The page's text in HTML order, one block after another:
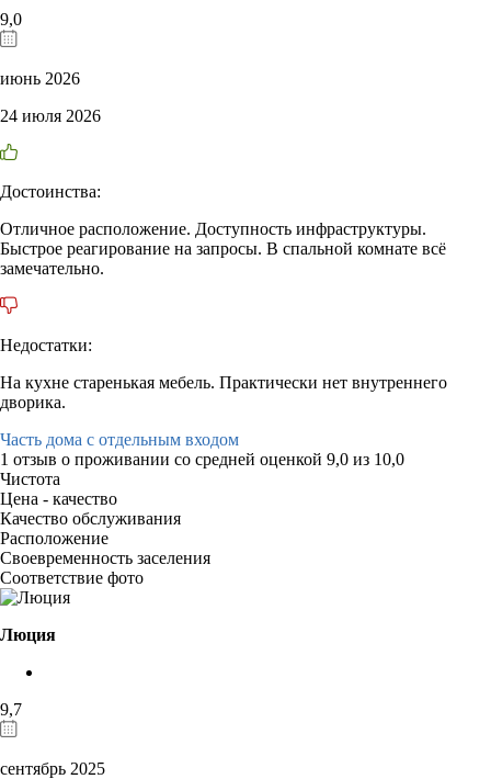
9,0
июнь 2026
24 июля 2026
Достоинства:
Отличное расположение. Доступность инфраструктуры.
Быстрое реагирование на запросы. В спальной комнате всё
замечательно.
Недостатки:
На кухне старенькая мебель. Практически нет внутреннего
дворика.
Часть дома с отдельным входом
1 отзыв о проживании со средней оценкой 9,0 из 10,0
Чистота
Цена - качество
Качество обслуживания
Расположение
Своевременность заселения
Соответствие фото
Люция
9,7
сентябрь 2025